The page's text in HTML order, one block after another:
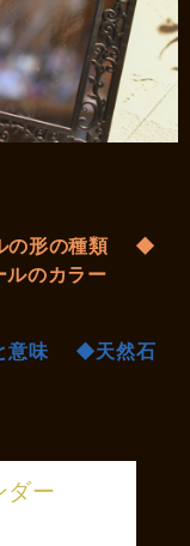
形の種類
◆
のカラー
意味
◆天然石
ダー